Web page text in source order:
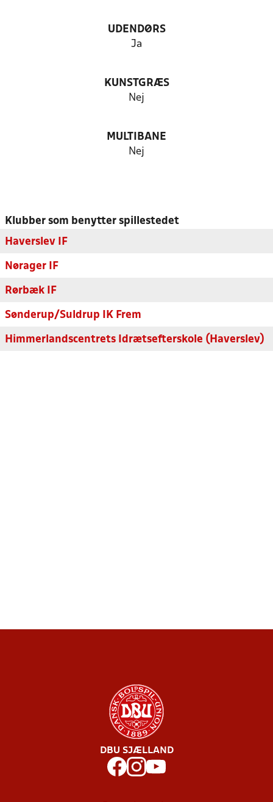
UDENDØRS
Ja
KUNSTGRÆS
Nej
MULTIBANE
Nej
Klubber som benytter spillestedet
Haverslev IF
Nørager IF
Rørbæk IF
Sønderup/Suldrup IK Frem
Himmerlandscentrets Idrætsefterskole (Haverslev)
DBU SJÆLLAND